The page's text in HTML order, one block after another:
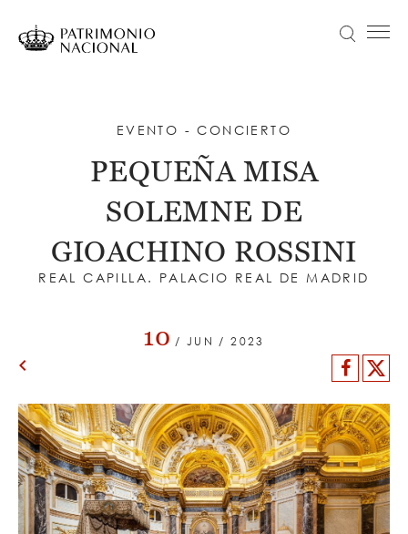
contenido
ACTUALIDAD
COLECCIONES
NOSOTROS
TRANSPARENCIA
Buscar
EVENTO - CONCIERTO
PEQUEÑA MISA
SOLEMNE DE
GIOACHINO ROSSINI
REAL CAPILLA. PALACIO REAL DE MADRID
keyboard_arrow_left
10 / JUN / 2023